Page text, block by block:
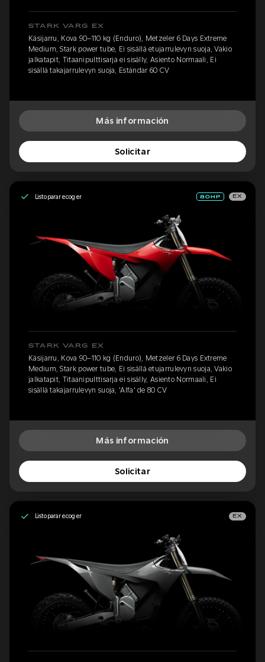
STARK VARG EX
Käsijarru, Kova 90–110 kg (Enduro), Metzeler 6 Days Extreme
Medium, Stark power tube, Ei sisällä etujarrulevyn suoja, Vakio
jalkatapit, Titaanipulttisarja ei sisälly, Asiento Normaali, Ei
sisällä takajarrulevyn suoja, Estándar 60 CV
Más información
Solicitar
Listo para recoger EX
STARK VARG EX
Käsijarru, Kova 90–110 kg (Enduro), Metzeler 6 Days Extreme
Medium, Stark power tube, Ei sisällä etujarrulevyn suoja, Vakio
jalkatapit, Titaanipulttisarja ei sisälly, Asiento Normaali, Ei
sisällä takajarrulevyn suoja, 'Alfa' de 80 CV
Más información
Solicitar
Listo para recoger EX